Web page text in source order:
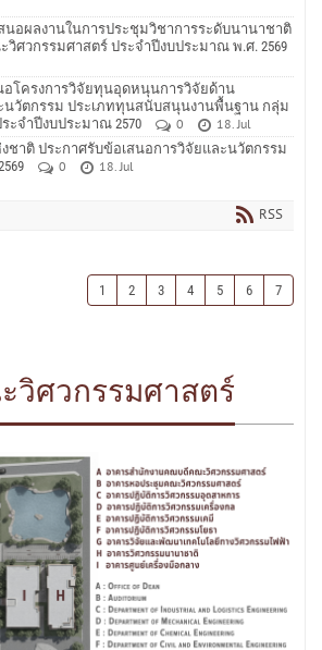
อผลงานในการประชุมวิชาการระดับนานาชาติ
วิศวกรรมศาสตร์ ประจำปีงบประมาณ พ.ศ. 2569
อโครงการวิจัยทุนอุดหนุนการวิจัยด้าน
นวัตกรรม ประเภททุนสนับสนุนงานพื้นฐาน กลุ่ม
ประจำปีงบประมาณ 2570
0
18. Jul
ชาติ ประกาศรับข้อเสนอการวิจัยและนวัตกรรม
0 18. Jul
RSS
1 2 3 4 5 6 7
วิศวกรรมศาสตร์